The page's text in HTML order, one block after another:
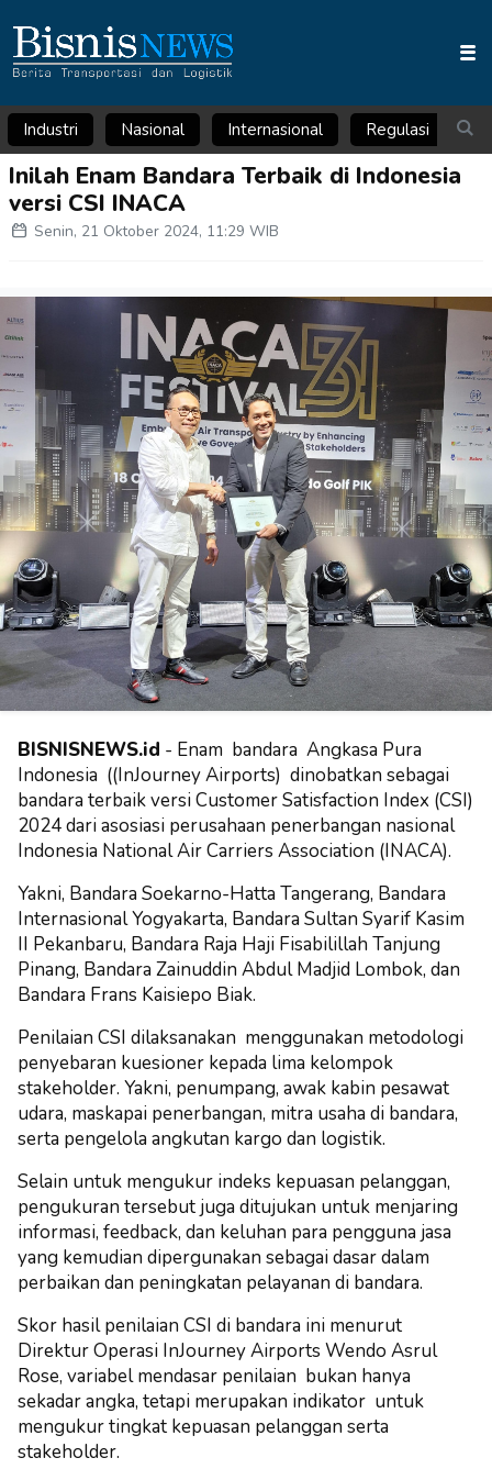
Industri Nasional Internasional Regulasi
Inilah Enam Bandara Terbaik di Indonesia
versi CSI INACA
Senin, 21 Oktober 2024, 11:29 WIB
BISNISNEWS.id - Enam bandara Angkasa Pura
Indonesia ((InJourney Airports) dinobatkan sebagai
bandara terbaik versi Customer Satisfaction Index (CSI)
2024 dari asosiasi perusahaan penerbangan nasional
Indonesia National Air Carriers Association (INACA).
Yakni, Bandara Soekarno-Hatta Tangerang, Bandara
Internasional Yogyakarta, Bandara Sultan Syarif Kasim
II Pekanbaru, Bandara Raja Haji Fisabilillah Tanjung
Pinang, Bandara Zainuddin Abdul Madjid Lombok, dan
Bandara Frans Kaisiepo Biak.
Penilaian CSI dilaksanakan menggunakan metodologi
penyebaran kuesioner kepada lima kelompok
stakeholder. Yakni, penumpang, awak kabin pesawat
udara, maskapai penerbangan, mitra usaha di bandara,
serta pengelola angkutan kargo dan logistik.
Selain untuk mengukur indeks kepuasan pelanggan,
pengukuran tersebut juga ditujukan untuk menjaring
informasi, feedback, dan keluhan para pengguna jasa
yang kemudian dipergunakan sebagai dasar dalam
perbaikan dan peningkatan pelayanan di bandara.
Skor hasil penilaian CSI di bandara ini menurut
Direktur Operasi InJourney Airports Wendo Asrul
Rose, variabel mendasar penilaian bukan hanya
sekadar angka, tetapi merupakan indikator untuk
mengukur tingkat kepuasan pelanggan serta
stakeholder.